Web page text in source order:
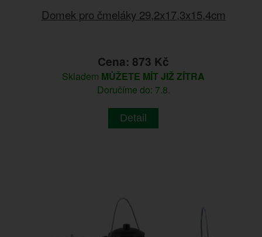
Domek pro čmeláky 29,2x17,3x15,4cm
Cena: 873 Kč
Skladem MŮŽETE MÍT JIŽ ZÍTRA
Doručíme do: 7.8.
Detail